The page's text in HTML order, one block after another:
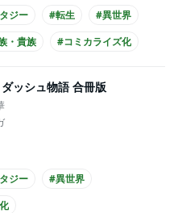
ジー
#転生
#異世界
・貴族 #コミカライズ化
ッシュ物語 合冊版
ジー
#異世界